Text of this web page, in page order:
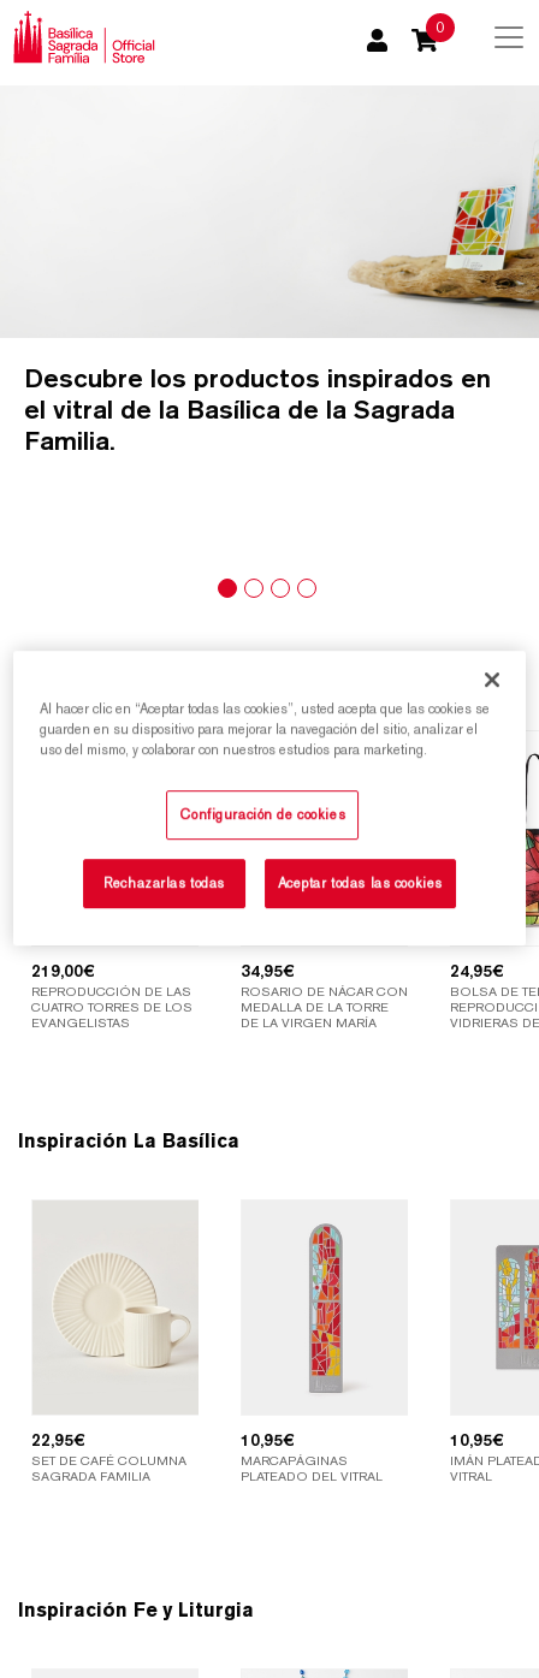
0
Descubre los productos inspirados en
el vitral de la Basílica de la Sagrada
Familia.
219,00€
REPRODUCCIÓN DE LAS
CUATRO TORRES DE LOS
EVANGELISTAS
34,95€
ROSARIO DE NÁCAR CON
MEDALLA DE LA TORRE
DE LA VIRGEN MARÍA
24,95€
BOLSA DE
VIDRIERAS
Inspiración La Basílica
22,95€
SET DE CAFÉ COLUMNA
SAGRADA FAMILIA
10,95€
MARCAPÁGINAS
PLATEADO DEL VITRAL
10,95€
IMÁN
VITRAL
Inspiración Fe y Liturgia
Al hacer clic en “Aceptar todas las cookies”, usted acepta que las cookies se
guarden en su dispositivo para mejorar la navegación del sitio, analizar el
uso del mismo, y colaborar con nuestros estudios para marketing.
Configuración de cookies
Rechazarlas todas Aceptar todas las cookies